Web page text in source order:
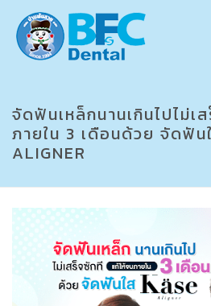
จัดฟันเหล็กนานเกินไปไม่เ
ภายใน 3 เดือนด้วย จัดฟัน
ALIGNER